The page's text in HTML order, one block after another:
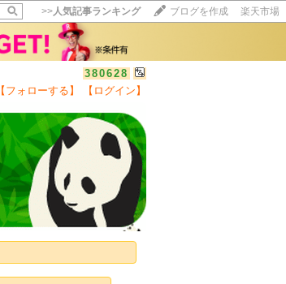
>>人気記事ランキング ブログを作成 楽天市場
380628
【フォローする】 【ログイン】